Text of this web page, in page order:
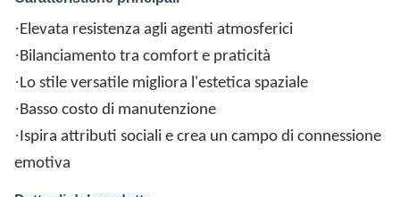
·Elevata resistenza agli agenti atmosferici
·Bilanciamento tra comfort e praticità
·Lo stile versatile migliora l'estetica spaziale
·Basso costo di manutenzione
·Ispira attributi sociali e crea un campo di connessione
emotiva